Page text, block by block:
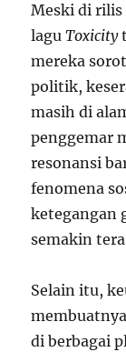
Meski di rilis
laguToxicity
mereka
politik,
masih di
penggemar
resonansi
fenomena
ketegangan
semakin
Selain itu,
di berbagai